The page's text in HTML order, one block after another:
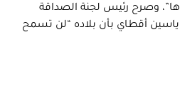
وصرح رئيس لجنة الصداقة
ياسين أقطاي بأن بلاده “لن تسمح